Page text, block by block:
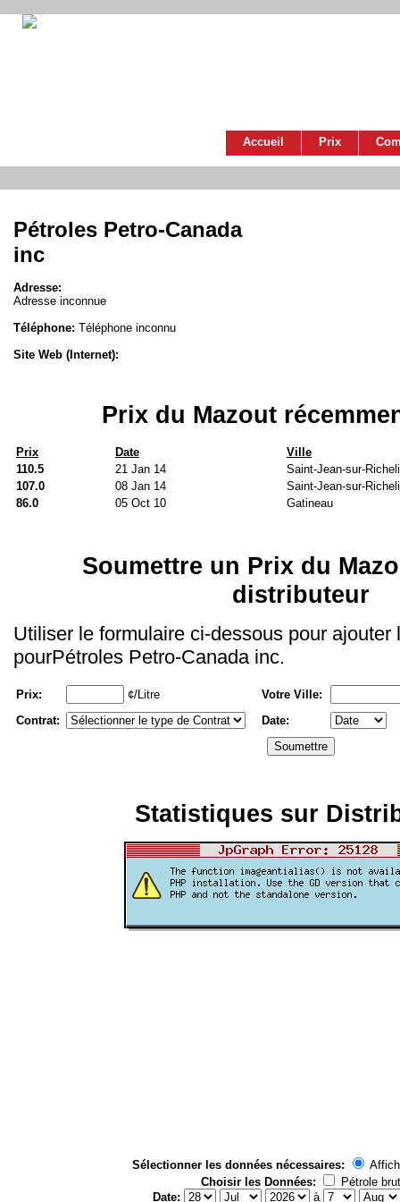
Accueil Prix
Pétroles Petro-Canada
inc
Adresse:
Adresse inconnue
Téléphone: Téléphone inconnu
Site Web (Internet):
Prix du Mazout
Prix Date
Ville
110.5
21 Jan 14
Saint-Jean-sur-
107.0
08 Jan 14
Saint-Jean-sur-
86.0
05 Oct 10 Gatineau
Soumettre un Prix du
distributeur
Utiliser le formulaire ci-dessous pour ajouter
pourPétroles Petro-Canada inc.
Prix: ¢/Litre
Votre Ville:
Contrat:
Date:
Statistiques sur
Sélectionner les données nécessaires:
Choisir les Données:
Pétrole brut
Date:
à